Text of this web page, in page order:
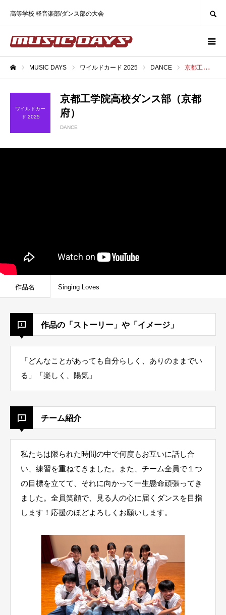
高等学校 軽音楽部/ダンス部の大会
MUSIC DAYS ワイルドカード 2025 DANCE 京都工学院高校ダンス部（京都府）
ワイルドカー
ド 2025
京都工学院高校ダンス部（京都
府）
DANCE
作品名 Singing Loves
作品の「ストーリー」や「イメージ」
「どんなことがあっても自分らしく、ありのままでい
る」「楽しく、陽気」
チーム紹介
私たちは限られた時間の中で何度もお互いに話し合
い、練習を重ねてきました。また、チーム全員で１つ
の目標を立てて、それに向かって一生懸命頑張ってき
ました。全員笑顔で、見る人の心に届くダンスを目指
します！応援のほどよろしくお願いします。